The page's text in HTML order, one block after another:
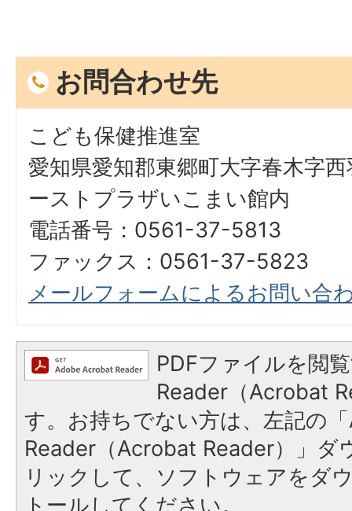
お問合わせ先
こども保健推進室
愛知県愛知郡東郷町大字春木字
ーストプラザいこまい館内
電話番号：0561-37-5813
ファックス：0561-37-5823
メールフォームによるお問い合
PDFファイルを閲
Reader（Acrobat
す。お持ちでない方は、左記の
Reader（Acrobat Reader）」ダ
リックして、ソフトウェアをダ
トールしてください。